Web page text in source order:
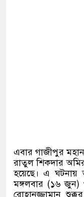
এবার গাজীপুর
রাতুল শিকদার
হয়েছে। এ ঘটনায়
মঙ্গলবার (১৬ জুন)
রোহানুজ্জামান